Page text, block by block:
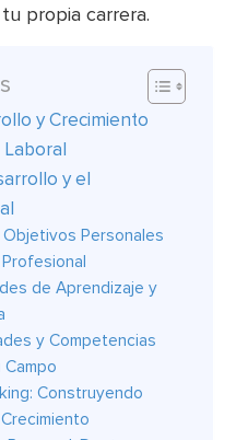
propia carrera.
y Crecimiento
y el
Personales
de Aprendizaje y
y Competencias
Construyendo